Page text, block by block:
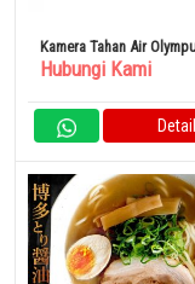
Kamera Tahan Air
Tough TG-6 hitam
Hubungi Kami
Detail